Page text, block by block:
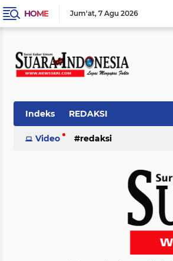
HOME Jum'at 7 Agu 2026
Indeks REDAKSI
Video redaksi